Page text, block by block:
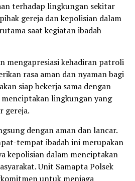
terhadap lingkungan sekitar
gereja dan kepolisian dalam
saat kegiatan ibadah
mengapresiasi kehadiran patroli
rasa aman dan nyaman bagi
siap bekerja sama dengan
lingkungan yang
gereja.
dengan aman dan lancar.
tempat ibadah ini merupakan
kepolisian dalam menciptakan
Unit Samapta Polsek
untuk menjaga